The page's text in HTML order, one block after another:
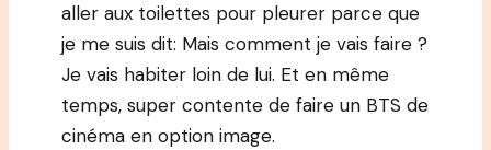
aller aux toilettes pour pleurer parce que
je me suis dit: Mais comment je vais faire ?
Je vais habiter loin de lui. Et en même
temps, super contente de faire un BTS de
cinéma en option image.